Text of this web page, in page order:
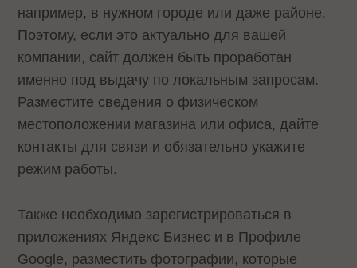
например, в нужном городе или даже районе.
Поэтому, если это актуально для вашей
компании, сайт должен быть проработан
именно под выдачу по локальным запросам.
Разместите сведения о физическом
местоположении магазина или офиса, дайте
контакты для связи и обязательно укажите
режим работы.
Также необходимо зарегистрироваться в
приложениях Яндекс Бизнес и в Профиле
Google, разместить фотографии, которые